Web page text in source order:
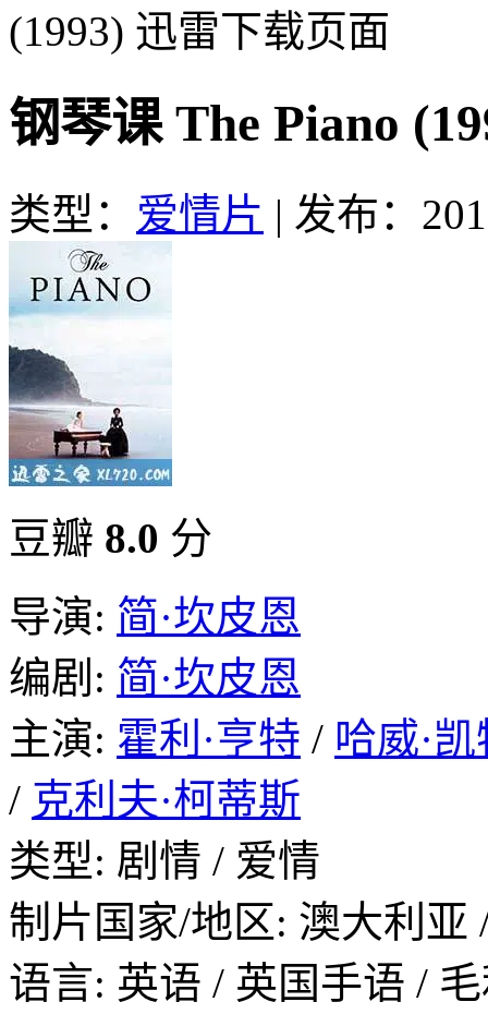
(1993) 迅雷下载页面
钢琴课 The Piano
类型： 爱情片 | 发布：
豆瓣 8.0 分
导演: 简·坎皮恩
编剧: 简·坎皮恩
主演: 霍利·亨特 / 哈威·
/ 克利夫·柯蒂斯
类型: 剧情 / 爱情
制片国家/地区: 澳大利亚
语言: 英语 / 英国手语 /